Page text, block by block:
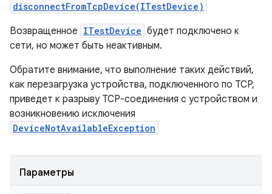
disconnectFromTcpDevice(ITestDevice)
Возвращенное ITestDevice будет подключено к
сети, но может быть неактивным.
Обратите внимание, что выполнение таких действий,
как перезагрузка устройства, подключенного по TCP,
приведет к разрыву TCP-соединения с устройством и
возникновению исключения
DeviceNotAvailableException
Параметры